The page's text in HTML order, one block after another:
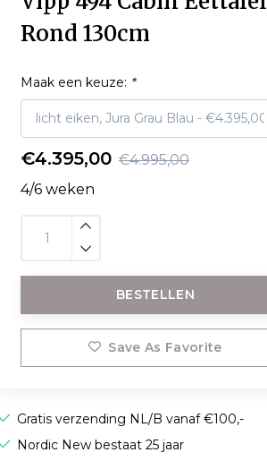
Rond 130cm
Maak een keuze: *
€4.395,00 €4.995,00
4/6 weken
BESTELLEN
Save As Favorite
Gratis verzending NL/B vanaf €100,-
Nordic New bestaat 25 jaar